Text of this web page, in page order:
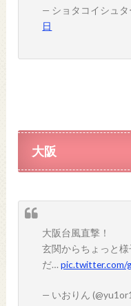
— ショタコイシュタ
日
大阪
大阪台風直撃！
玄関からちょっと
だ…pic.twitter.com/
— いおりん